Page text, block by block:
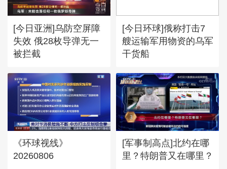
[今日亚洲]乌防空屏障
失效 俄28枚导弹无一
被拦截
[今日环球]俄称打击7
艘运输军用物资的乌军
干货船
《环球视线》
20260806
[军事制高点]北约在哪
里？特朗普又在哪里？